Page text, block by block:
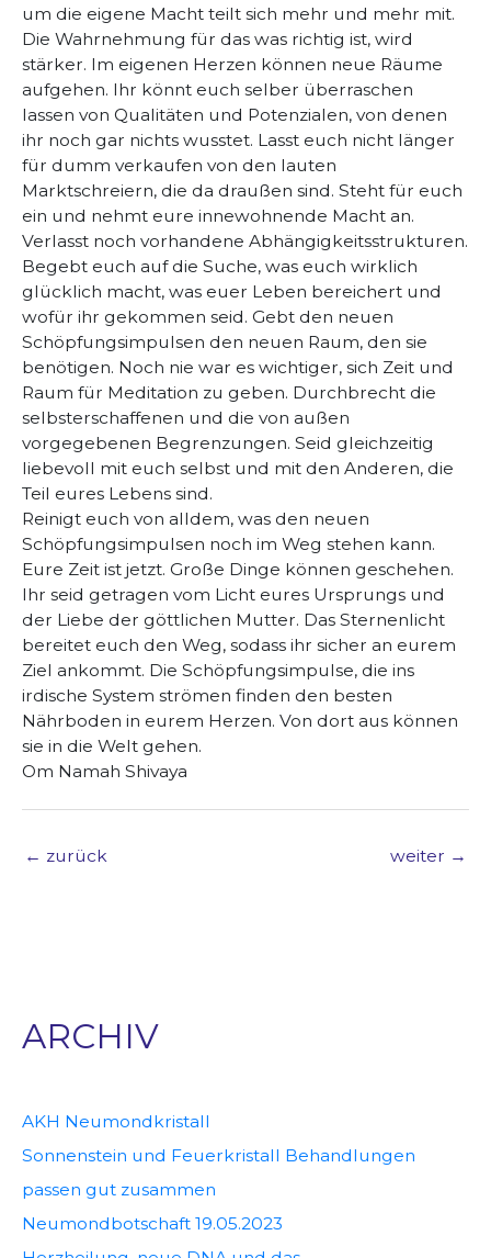
um die eigene Macht teilt sich mehr und mehr mit.
Die Wahrnehmung für das was richtig ist, wird
stärker. Im eigenen Herzen können neue Räume
aufgehen. Ihr könnt euch selber überraschen
lassen von Qualitäten und Potenzialen, von denen
ihr noch gar nichts wusstet. Lasst euch nicht länger
für dumm verkaufen von den lauten
Marktschreiern, die da draußen sind. Steht für euch
ein und nehmt eure innewohnende Macht an.
Verlasst noch vorhandene Abhängigkeitsstrukturen.
Begebt euch auf die Suche, was euch wirklich
glücklich macht, was euer Leben bereichert und
wofür ihr gekommen seid. Gebt den neuen
Schöpfungsimpulsen den neuen Raum, den sie
benötigen. Noch nie war es wichtiger, sich Zeit und
Raum für Meditation zu geben. Durchbrecht die
selbsterschaffenen und die von außen
vorgegebenen Begrenzungen. Seid gleichzeitig
liebevoll mit euch selbst und mit den Anderen, die
Teil eures Lebens sind.
Reinigt euch von alldem, was den neuen
Schöpfungsimpulsen noch im Weg stehen kann.
Eure Zeit ist jetzt. Große Dinge können geschehen.
Ihr seid getragen vom Licht eures Ursprungs und
der Liebe der göttlichen Mutter. Das Sternenlicht
bereitet euch den Weg, sodass ihr sicher an eurem
Ziel ankommt. Die Schöpfungsimpulse, die ins
irdische System strömen finden den besten
Nährboden in eurem Herzen. Von dort aus können
sie in die Welt gehen.
Om Namah Shivaya
← zurück weiter →
ARCHIV
AKH Neumondkristall
Sonnenstein und Feuerkristall Behandlungen
passen gut zusammen
Neumondbotschaft 19.05.2023